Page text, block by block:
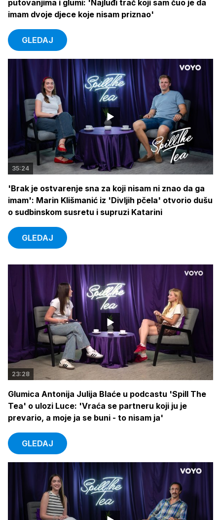
putovanjima i glumi: 'Najluđi trač koji sam čuo je da
imam dvoje djece koje nisam priznao'
GLEDAJ
35:24
'Brak je ostvarenje sna za koji nisam ni znao da ga
imam': Marin Klišmanić iz 'Divljih pčela' otvorio dušu
o sudbinskom susretu i supruzi Katarini
GLEDAJ
23:28
Glumica Antonija Julija Blaće u podcastu 'Spill The
Tea' o ulozi Luce: 'Vraća se partneru koji ju je
prevario, a moje ja se buni - to nisam ja'
GLEDAJ